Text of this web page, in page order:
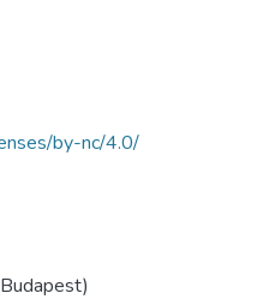
by-nc/4.0/